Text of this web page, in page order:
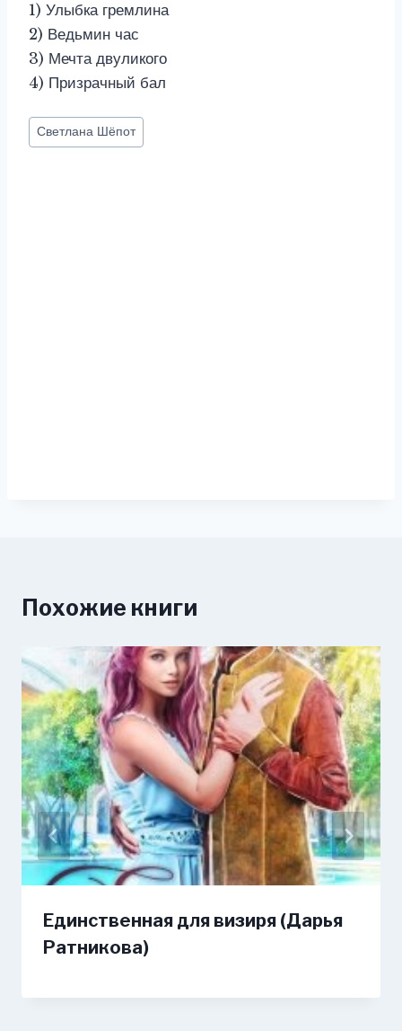
1) Улыбка гремлина
2) Ведьмин час
3) Мечта двуликого
4) Призрачный бал
Метки
записи:
Светлана Шёпот
Похожие книги
Единственная для визиря (Дарья
Ратникова)